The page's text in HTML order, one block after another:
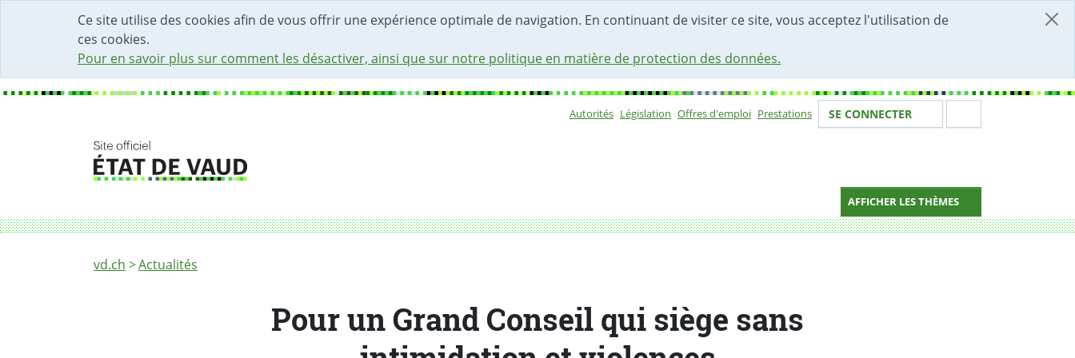
Ce site utilise des cookies afin de vous offrir une expérience optimale de navigation. En continuant de visiter ce site, vous acceptez l'utilisation de
ces cookies.
Pour en savoir plus sur comment les désactiver, ainsi que sur notre politique en matière de protection des données.
DÉBUT DU CONTENU DE LA PAGE
ACCÈS AU CHAMP DE RECHERCHE
PAGE D'ACCUEIL
FORMULAIRE DE CONTACT
Autorités Législation Offres d'emploi Prestations Votre identité
SE CONNECTER
AFFICHER LES THÈMES
Fil d'Ariane
vd.ch Actualités
Pour un Grand Conseil qui siège sans intimidation et violences
Pour un Grand Conseil qui siège sans